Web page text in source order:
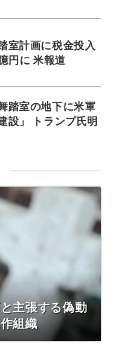
室計画に税金投入
円に 米報道
踏室の地下に米軍
設」 トランプ氏明
主張する偽動
組織